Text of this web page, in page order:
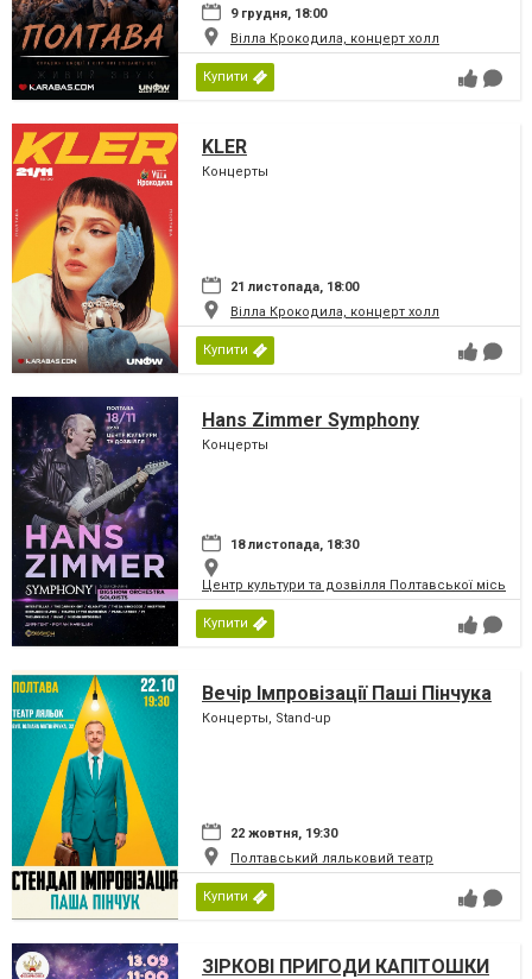
9 грудня, 18:00
Вілла Крокодила, концерт холл
Купити
KLER
Концерты
21 листопада, 18:00
Вілла Крокодила, концерт холл
Купити
Hans Zimmer Symphony
Концерты
18 листопада, 18:30
Центр культури та дозвілля Полтавської
Купити
Вечір Імпровізації Паші Пінчука
Концерты, Stand-up
22 жовтня, 19:30
Полтавський ляльковий театр
Купити
ЗІРКОВІ ПРИГОДИ КАПІТОШКИ